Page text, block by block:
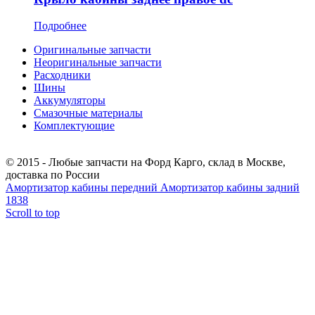
Подробнее
Оригинальные запчасти
Неоригинальные запчасти
Расходники
Шины
Аккумуляторы
Смазочные материалы
Комплектующие
© 2015 - Любые запчасти на Форд Карго, склад в Москве,
доставка по России
Амортизатор кабины передний Амортизатор кабины задний
1838
Scroll to top